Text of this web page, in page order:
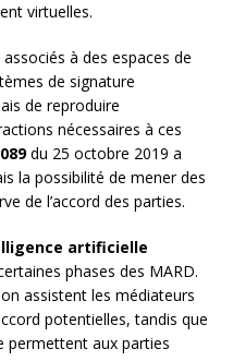
virtuelles.
associés à des espaces de
de signature
de reproduire
nécessaires à ces
du 25 octobre 2019 a
la possibilité de mener des
de l’accord des parties.
artificielle
phases des MARD.
assistent les médiateurs
potentielles, tandis que
permettent aux parties